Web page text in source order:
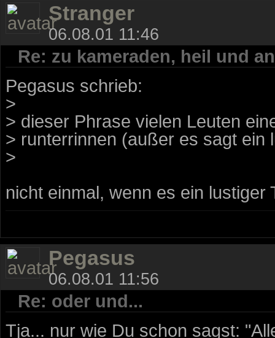
Stranger
06.08.01 11:46
Re: zu kameraden, heil und
Pegasus schrieb:
>
> dieser Phrase vielen Leuten
> runterrinnen (außer es sagt ein
>
nicht einmal, wenn es ein
Pegasus
06.08.01 11:56
Re: oder und...
Tja... nur wie Du schon sagst: